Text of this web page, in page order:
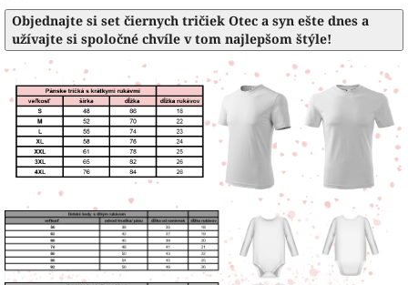
Objednajte si set čiernych tričiek Otec a syn ešte dnes a
užívajte si spoločné chvíle v tom najlepšom štýle!